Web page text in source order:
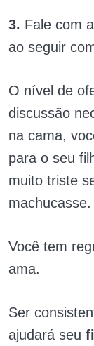
3. Fale com
ao seguir
O nível de
discussão
na cama,
para o seu
muito triste
machucasse.
Você tem
ama.
Ser
ajudará seu